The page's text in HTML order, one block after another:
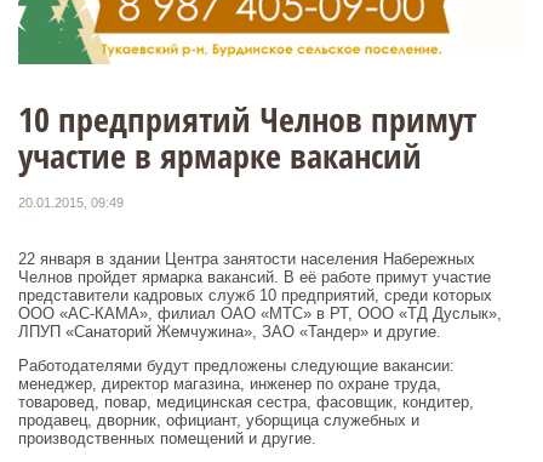
10 предприятий Челнов примут
участие в ярмарке вакансий
20.01.2015, 09:49
22 января в здании Центра занятости населения Набережных
Челнов пройдет ярмарка вакансий. В её работе примут участие
представители кадровых служб 10 предприятий, среди которых
ООО «АС-КАМА», филиал ОАО «МТС» в РТ, ООО «ТД Дуслык»,
ЛПУП «Санаторий Жемчужина», ЗАО «Тандер» и другие.
Работодателями будут предложены следующие вакансии:
менеджер, директор магазина, инженер по охране труда,
товаровед, повар, медицинская сестра, фасовщик, кондитер,
продавец, дворник, официант, уборщица служебных и
производственных помещений и другие.